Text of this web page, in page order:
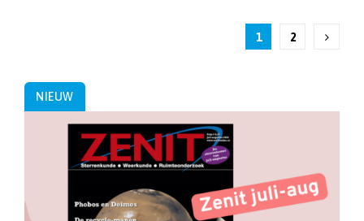
1 2
NIEUW